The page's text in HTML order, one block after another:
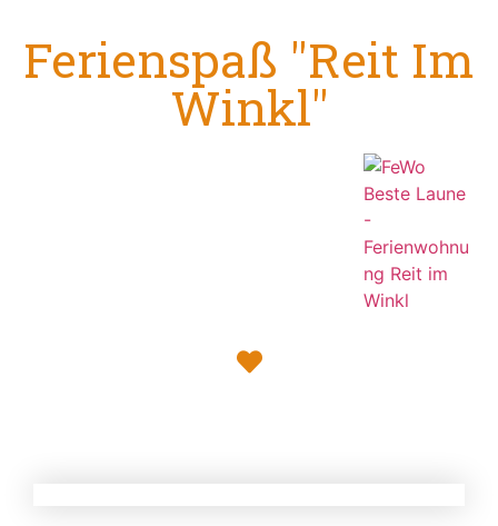
Ferienspaß "Reit Im
Winkl"